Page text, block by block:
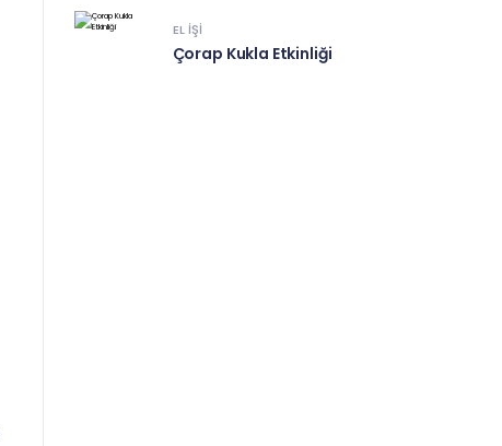
EL IŞI
Çorap Kukla Etkinliği